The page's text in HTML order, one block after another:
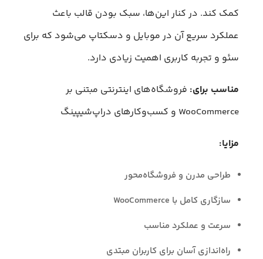
کمک کند. در کنار این‌ها، سبک بودن قالب باعث
عملکرد سریع آن در موبایل و دسکتاپ می‌شود که برای
سئو و تجربه کاربری اهمیت زیادی دارد.
مناسب برای: فروشگاه‌های اینترنتی مبتنی بر
WooCommerce و کسب‌وکارهای دراپ‌شیپینگ
مزایا:
طراحی مدرن و فروشگاه‌محور
سازگاری کامل با WooCommerce
سرعت و عملکرد مناسب
راه‌اندازی آسان برای کاربران مبتدی